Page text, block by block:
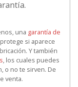
una garantía de
si aparece
Y también
, los cuales puedes
o no te sirven. De
venta.